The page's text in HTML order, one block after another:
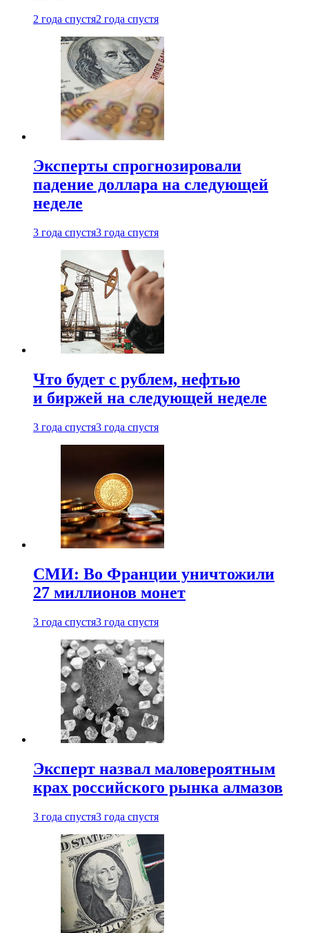
2 года спустя2 года спустя
Эксперты спрогнозировали
падение доллара на следующей
неделе
3 года спустя3 года спустя
Что будет с рублем, нефтью
и биржей на следующей неделе
3 года спустя3 года спустя
СМИ: Во Франции уничтожили
27 миллионов монет
3 года спустя3 года спустя
Эксперт назвал маловероятным
крах российского рынка алмазов
3 года спустя3 года спустя